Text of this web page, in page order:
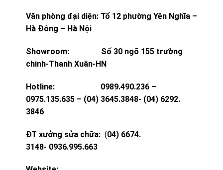
Văn phòng đại diện: Tổ 12 phường Yên Nghĩa –
Hà Đông – Hà Nội
Showroom: Số 30 ngõ 155 trường
chinh-Thanh Xuân-HN
Hotline: 0989.490.236 –
0975.135.635 – (04) 3645.3848- (04) 6292.
3846
ĐT xưởng sửa chữa:(04) 6674.
3148- 0936.995.663